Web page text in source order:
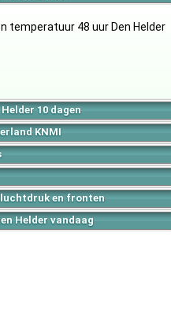
10 dagen
KNMI
en fronten
Helder vandaag